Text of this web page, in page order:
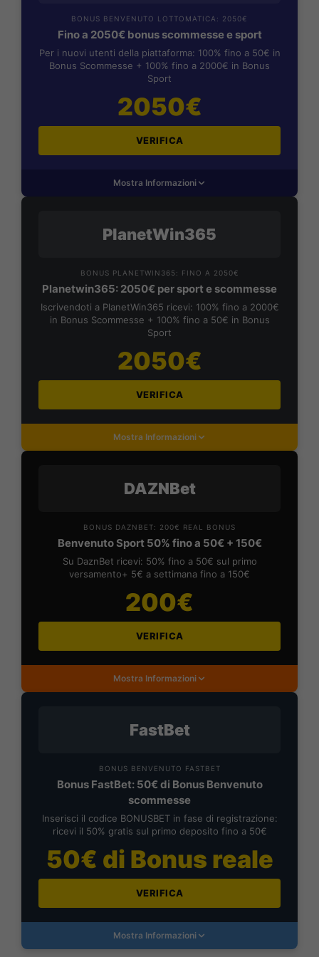
BONUS BENVENUTO LOTTOMATICA: 2050€
Fino a 2050€ bonus scommesse e sport
Per i nuovi utenti della piattaforma: 100% fino a 50€ in
Bonus Scommesse + 100% fino a 2000€ in Bonus
Sport
2050€
VERIFICA
Mostra Informazioni
PlanetWin365
BONUS PLANETWIN365: FINO A 2050€
Planetwin365: 2050€ per sport e scommesse
Iscrivendoti a PlanetWin365 ricevi: 100% fino a 2000€
in Bonus Scommesse + 100% fino a 50€ in Bonus
Sport
2050€
VERIFICA
Mostra Informazioni
DAZNBet
BONUS DAZNBET: 200€ REAL BONUS
Benvenuto Sport 50% fino a 50€ + 150€
Su DaznBet ricevi: 50% fino a 50€ sul primo
versamento+ 5€ a settimana fino a 150€
200€
VERIFICA
Mostra Informazioni
FastBet
BONUS BENVENUTO FASTBET
Bonus FastBet: 50€ di Bonus Benvenuto
scommesse
Inserisci il codice BONUSBET in fase di registrazione:
ricevi il 50% gratis sul primo deposito fino a 50€
50€ di Bonus reale
VERIFICA
Mostra Informazioni